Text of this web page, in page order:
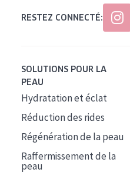
RESTEZ CONNECTÉ:
SOLUTIONS POUR LA
PEAU
Hydratation et éclat
Réduction des rides
Régénération de la peau
Raffermissement de la
peau